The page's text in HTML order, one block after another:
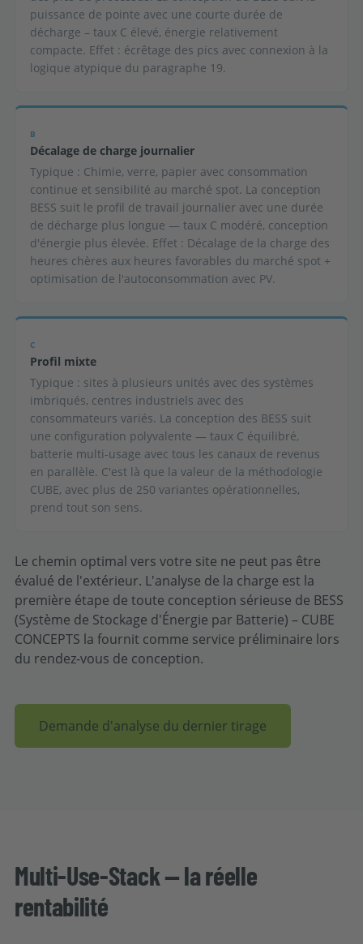
puissance de pointe avec une courte durée de
décharge – taux C élevé, énergie relativement
compacte. Effet : écrêtage des pics avec connexion à la
logique atypique du paragraphe 19.
B
Décalage de charge journalier
Typique : Chimie, verre, papier avec consommation
continue et sensibilité au marché spot. La conception
BESS suit le profil de travail journalier avec une durée
de décharge plus longue — taux C modéré, conception
d'énergie plus élevée. Effet : Décalage de la charge des
heures chères aux heures favorables du marché spot +
optimisation de l'autoconsommation avec PV.
C
Profil mixte
Typique : sites à plusieurs unités avec des systèmes
imbriqués, centres industriels avec des
consommateurs variés. La conception des BESS suit
une configuration polyvalente — taux C équilibré,
batterie multi-usage avec tous les canaux de revenus
en parallèle. C'est là que la valeur de la méthodologie
CUBE, avec plus de 250 variantes opérationnelles,
prend tout son sens.
Le chemin optimal vers votre site ne peut pas être
évalué de l'extérieur. L'analyse de la charge est la
première étape de toute conception sérieuse de BESS
(Système de Stockage d'Énergie par Batterie) – CUBE
CONCEPTS la fournit comme service préliminaire lors
du rendez-vous de conception.
Demande d'analyse du dernier tirage
Multi-Use-Stack — la réelle
rentabilité